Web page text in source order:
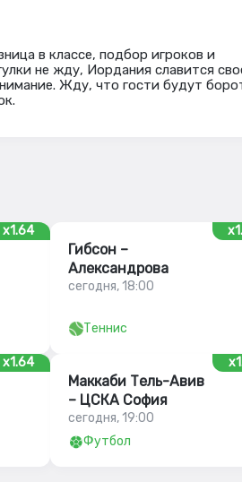
в классе, подбор игроков и
не жду, Иордания славится
Жду, что гости будут
x1.64
Гибсон –
Александрова
сегодня, 18:00
Теннис
x1.64
Маккаби Тель-Авив
– ЦСКА София
сегодня, 19:00
Футбол